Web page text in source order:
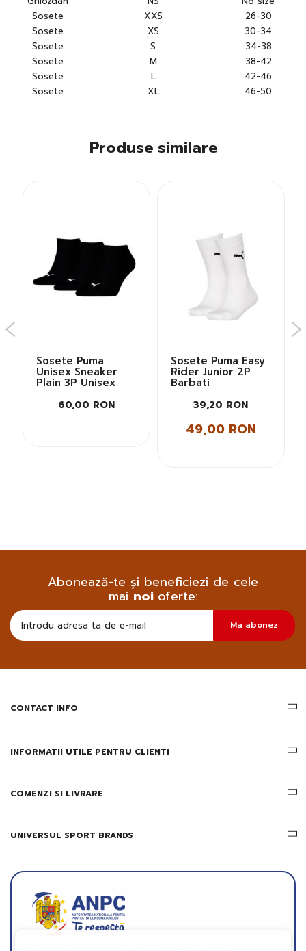
Sosete
XXS
26-30
Sosete
XS
30-34
Sosete
S
34-38
Sosete
M
38-42
Sosete
L
42-46
Sosete
XL 46-50
Produse similare
Sosete Puma
Unisex Sneaker
Plain 3P Unisex
60,00 RON
Sosete Puma Easy
Rider Junior 2P
Barbati
39,20 RON
49,00 RON
Abonează-te și beneficiezi de cele
mainoi oferte:
sa
primesc
informatii
Ma abonez
CONTACT INFO
INFORMATII UTILE PENTRU CLIENTI
COMENZI SI LIVRARE
UNIVERSUL SPORT BRANDS